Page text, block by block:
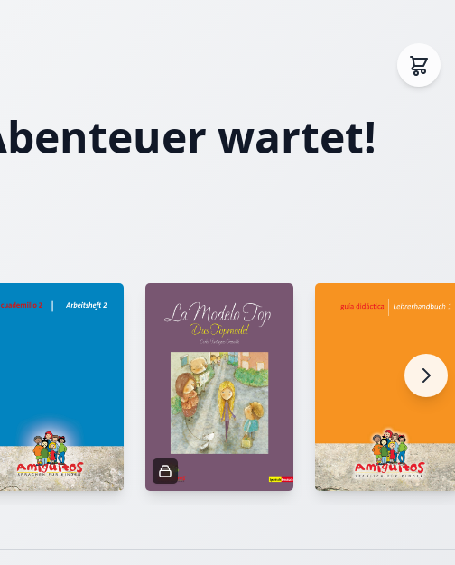
wartet!
Fragen
Allegorie.
komplexe
scheinbar
wird, bricht die
thematisiert die